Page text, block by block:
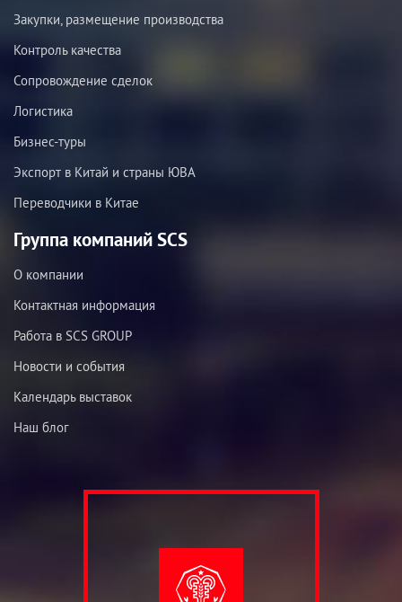
Закупки, размещение производства
Контроль качества
Сопровождение сделок
Логистика
Бизнес-туры
Экспорт в Китай и страны ЮВА
Переводчики в Китае
Группа компаний SCS
О компании
Контактная информация
Работа в SCS GROUP
Новости и события
Календарь выставок
Наш блог